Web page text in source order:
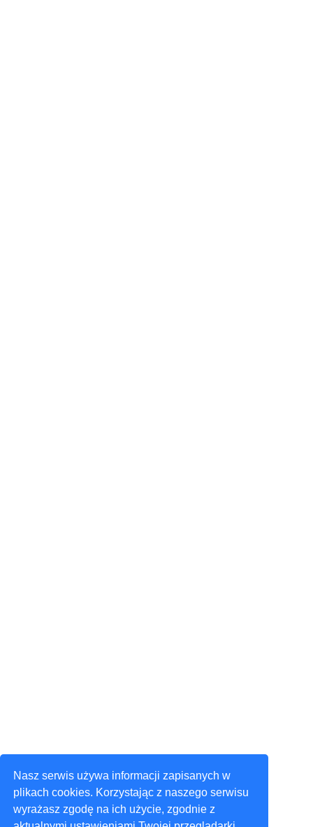
Nasz serwis używa informacji zapisanych w
plikach cookies. Korzystając z naszego serwisu
wyrażasz zgodę na ich użycie, zgodnie z